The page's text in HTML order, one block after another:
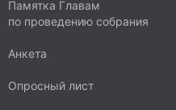
Памятка Главам
по проведению собрания
Анкета
Опросный лист